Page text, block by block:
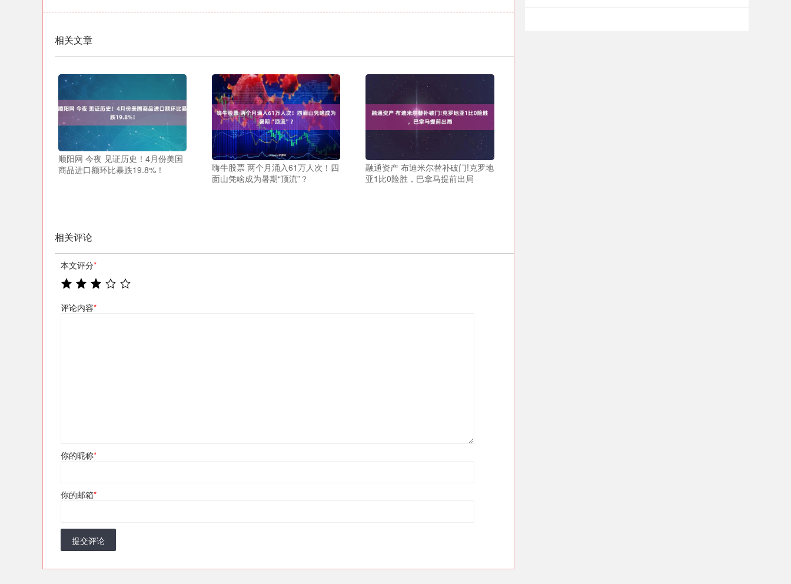
相关文章
顺阳网 今夜 见证历史！4月份美国
商品进口额环比暴跌19.8%！
嗨牛股票 两个月涌入61万人次！四
面山凭啥成为暑期“顶流”？
融通资产 布迪米尔替补破门!克罗地
亚1比0险胜，巴拿马提前出局
相关评论
本文评分*
评论内容*
你的昵称*
你的邮箱*
提交评论